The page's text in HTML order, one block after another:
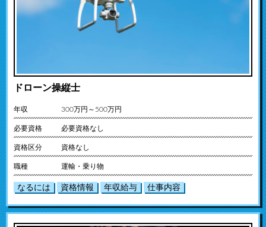
ドローン操縦士
年収 300万円～500万円
必要資格 必要資格なし
資格区分 資格なし
職種 運輸・乗り物
なるには 資格情報 年収給与 仕事内容